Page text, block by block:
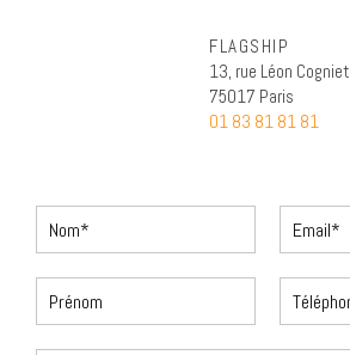
FLAGSHIP
13, rue Léon Cogniet
75017 Paris
01 83 81 81 81